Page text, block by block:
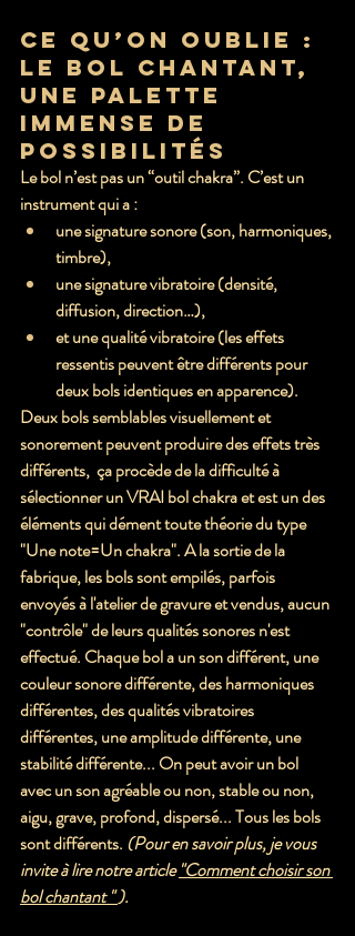
Ce qu’on oublie :
le bol chantant,
une palette
immense de
possibilités
Le bol n’est pas un “outil chakra”. C’est un
instrument qui a :
une signature sonore (son, harmoniques,
timbre),
une signature vibratoire (densité,
diffusion, direction…),
et une qualité vibratoire (les effets
ressentis peuvent être différents pour
deux bols identiques en apparence).
Deux bols semblables visuellement et
sonorement peuvent produire des effets très
différents,  ça procède de la difficulté à
sélectionner un VRAI bol chakra et est un des
éléments qui dément toute théorie du type
"Une note=Un chakra". A la sortie de la
fabrique, les bols sont empilés, parfois
envoyés à l'atelier de gravure et vendus, aucun
"contrôle" de leurs qualités sonores n'est
effectué. Chaque bol a un son différent, une
couleur sonore différente, des harmoniques
différentes, des qualités vibratoires
différentes, une amplitude différente, une
stabilité différente... On peut avoir un bol
avec un son agréable ou non, stable ou non,
aigu, grave, profond, dispersé... Tous les bols
sont différents. (Pour en savoir plus, je vous
invite à lire notre article "Comment choisir son
bol chantant " ).